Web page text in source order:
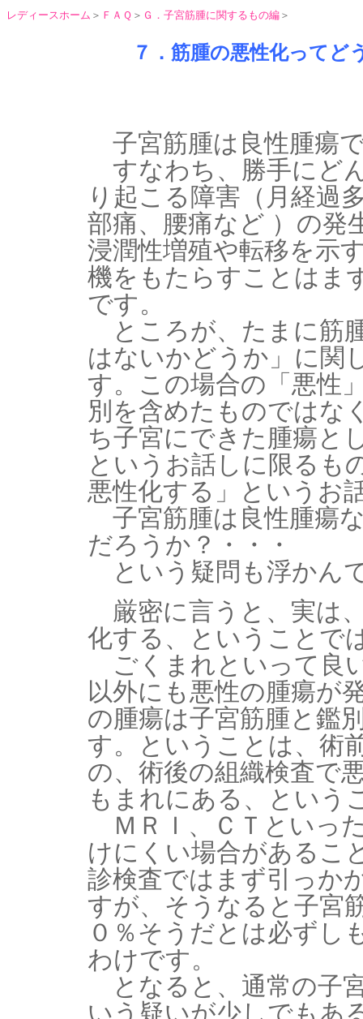
レディースホーム ＞ ＦＡＱ ＞ Ｇ．子宮筋腫に関するもの編 ＞
７．筋腫の悪性化ってど
子宮筋腫は良性腫瘍
すなわち、勝手にど
り起こる障害（月経過
部痛、腰痛など ）の発
浸潤性増殖や転移を示
機をもたらすことはま
です。
ところが、たまに筋
はないかどうか」に関
す。この場合の「悪性
別を含めたものではな
ち子宮にできた腫瘍と
というお話しに限るも
悪性化する」というお
子宮筋腫は良性腫瘍
だろうか？・・・
という疑問も浮かん
厳密に言うと、実は
化する、ということで
ごくまれといって良
以外にも悪性の腫瘍が
の腫瘍は子宮筋腫と鑑
す。ということは、術
の、術後の組織検査で
もまれにある、という
ＭＲＩ、ＣＴといっ
けにくい場合があるこ
診検査ではまず引っか
すが、そうなると子宮
０％そうだとは必ずし
わけです。
となると、通常の子
いう疑いが少しでもあ